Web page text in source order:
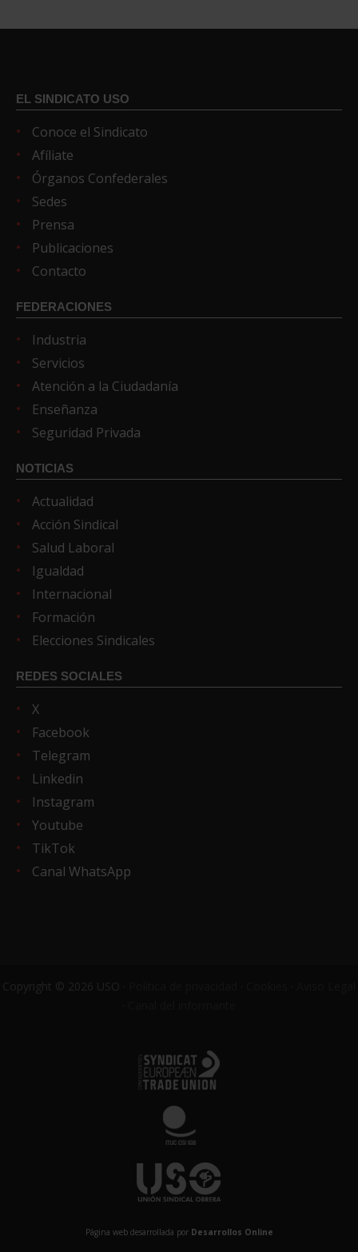
EL SINDICATO USO
Conoce el Sindicato
Afíliate
Órganos Confederales
Sedes
Prensa
Publicaciones
Contacto
FEDERACIONES
Industria
Servicios
Atención a la Ciudadanía
Enseñanza
Seguridad Privada
NOTICIAS
Actualidad
Acción Sindical
Salud Laboral
Igualdad
Internacional
Formación
Elecciones Sindicales
REDES SOCIALES
X
Facebook
Telegram
Linkedin
Instagram
Youtube
TikTok
Canal WhatsApp
Copyright © 2026 USO ·
Página web desarrollada por Desarrollos Online